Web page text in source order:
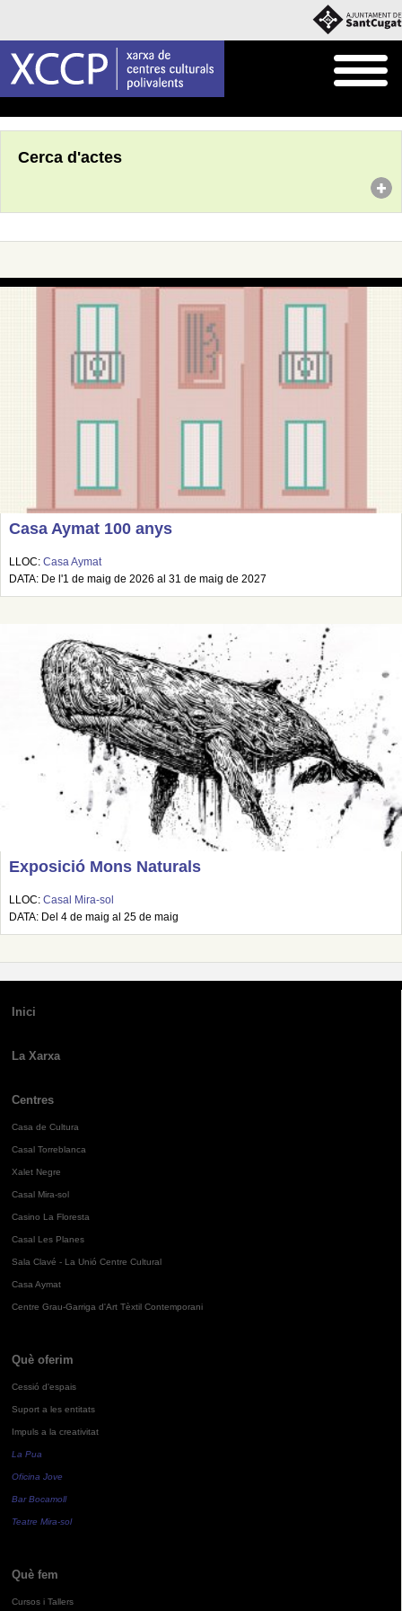
Cerca d'actes
Casa Aymat 100 anys
LLOC: Casa Aymat
DATA: De l'1 de maig de 2026 al 31 de maig de 2027
Exposició Mons Naturals
LLOC: Casal Mira-sol
DATA: Del 4 de maig al 25 de maig
Inici
La Xarxa
Centres
Casa de Cultura
Casal Torreblanca
Xalet Negre
Casal Mira-sol
Casino La Floresta
Casal Les Planes
Sala Clavé - La Unió Centre Cultural
Casa Aymat
Centre Grau-Garriga d'Art Tèxtil Contemporani
Què oferim
Cessió d'espais
Suport a les entitats
Impuls a la creativitat
La Pua
Oficina Jove
Bar Bocamoll
Teatre Mira-sol
Què fem
Cursos i Tallers